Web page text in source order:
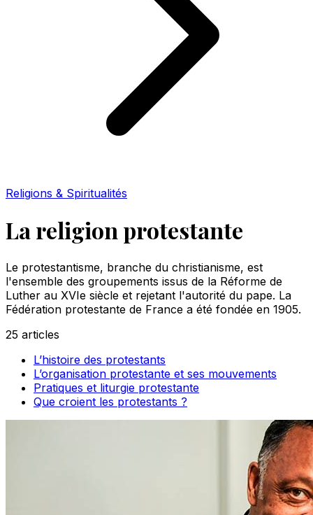
Religions & Spiritualités
La religion protestante
Le protestantisme, branche du christianisme, est
l'ensemble des groupements issus de la Réforme de
Luther au XVIe siècle et rejetant l'autorité du pape. La
Fédération protestante de France a été fondée en 1905.
25 articles
L’histoire des protestants
L’organisation protestante et ses mouvements
Pratiques et liturgie protestante
Que croient les protestants ?